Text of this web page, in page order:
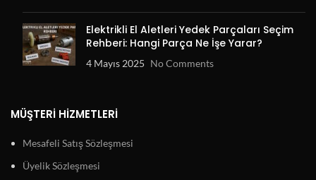
Elektrikli El Aletleri Yedek Parçaları Seçim
Rehberi: Hangi Parça Ne İşe Yarar?
4 Mayıs 2025 No Comments
MÜŞTERI HIZMETLERI
Mesafeli Satış Sözleşmesi
Üyelik Sözleşmesi